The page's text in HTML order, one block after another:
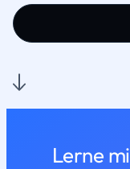
Lerne